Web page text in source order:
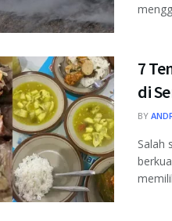
7
di
BY
Salah